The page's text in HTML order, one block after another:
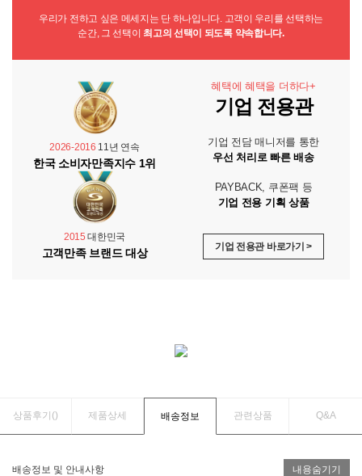
우리가 전하고 싶은 메세지는 단 하나입니다. 고객이 우리를 선택하는
순간, 그 선택이 최고의 선택이 되도록 약속합니다.
2026-2016 11년 연속
한국 소비자만족지수 1위
2015 대한민국
고객만족 브랜드 대상
혜택에 혜택을 더하다+
기업 전용관
기업 전담 매니저를 통한
우선 처리로 빠른 배송
PAYBACK, 쿠폰팩 등
기업 전용 기획 상품
기업 전용관 바로가기 >
상품후기() 제품상세 배송정보 관련상품 Q&A
배송정보 및 안내사항 내용숨기기